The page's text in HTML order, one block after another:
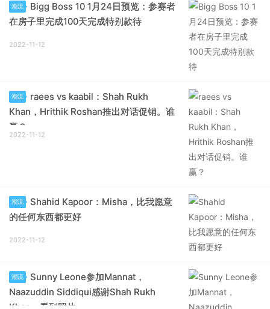
潮流
Bigg Boss 10 1月24日预览：参赛者
在房子里完成100天完成特别款待
2022-11-12
潮流
raees vs kaabil：Shah Rukh
Khan，Hrithik Roshan推出对话促销。谁
赢？
2022-11-12
潮流
Shahid Kapoor：Misha，比我愿意
的任何东西都更好
2022-11-12
潮流
Sunny Leone参加Mannat，
Naazuddin Siddiqui感谢Shah Rukh